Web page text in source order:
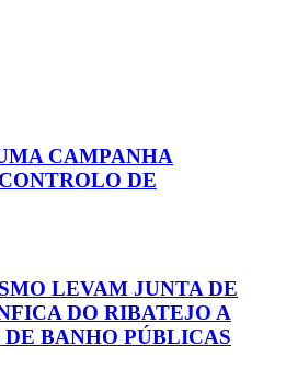
CAMPANHA
DE
LEVAM JUNTA DE
DO RIBATEJO A
BANHO PÚBLICAS